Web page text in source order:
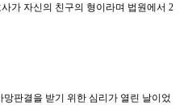
가 자신의 친구의 형이라며 법원에서 2
판결을 받기 위한 심리가 열린 날이었